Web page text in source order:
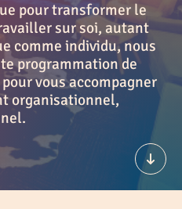
pour transformer le
sur soi, autant
comme individu, nous
programmation de
vous accompagner
organisationnel,